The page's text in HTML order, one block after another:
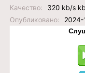
Качество:
320 kb/s
Опубликовано:
2024-